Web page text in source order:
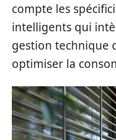
compte les
intelligents qui
gestion technique
optimiser la